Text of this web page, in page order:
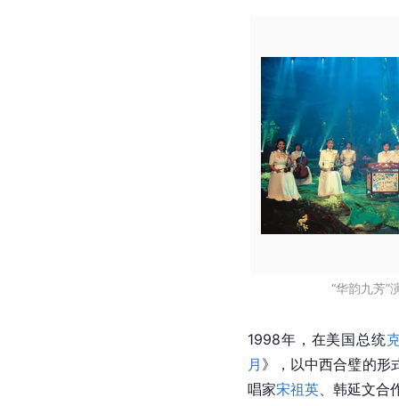
“华韵九芳”
1998年，在美国总统
月 》，以中西合璧的形
唱家宋祖英、 韩延文合